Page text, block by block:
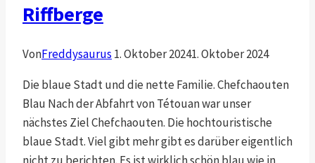
Riffberge
VonFreddysaurus 1. Oktober 20241. Oktober 2024
Die blaue Stadt und die nette Familie. Chefchaouten
Blau Nach der Abfahrt von Tétouan war unser
nächstes Ziel Chefchaouten. Die hochtouristische
blaue Stadt. Viel gibt mehr gibt es darüber eigentlich